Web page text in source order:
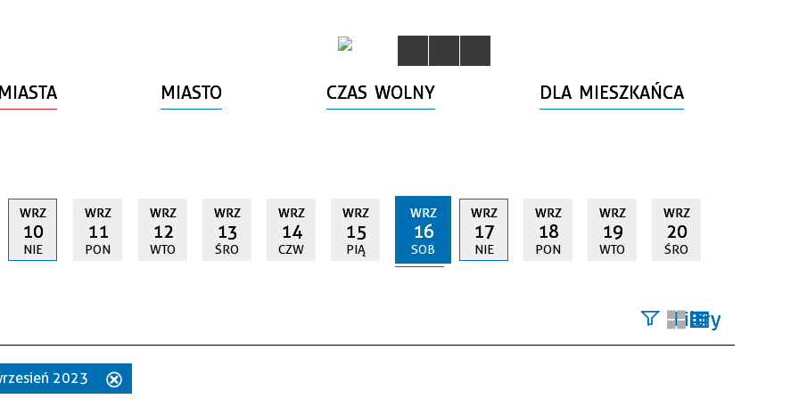
MIASTO CZAS WOLNY DLA MIESZKAŃCA
WRZ
10
NIE
WRZ
11
PON
WRZ
12
WTO
WRZ
13
ŚRO
WRZ
14
CZW
WRZ
15
PIĄ
WRZ
16
SOB
WRZ
17
NIE
WRZ
18
PON
WRZ
19
WTO
WRZ
20
ŚRO
Filtry
2023